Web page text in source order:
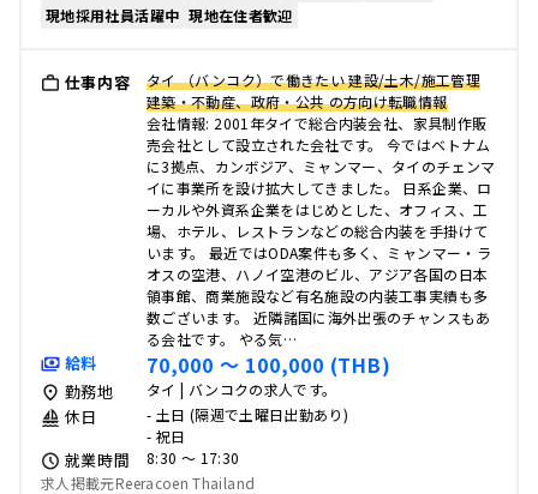
現地採用社員活躍中 現地在住者歓迎
仕事内容
タイ （バンコク）で働きたい 建設/土木/施工管理
建築・不動産、政府・公共 の方向け転職情報
会社情報: 2001年タイで総合内装会社、家具制作販
売会社として設立された会社です。 今ではベトナム
に3拠点、カンボジア、ミャンマー、タイのチェンマ
イに事業所を設け拡大してきました。 日系企業、ロ
ーカルや外資系企業をはじめとした、オフィス、工
場、ホテル、レストランなどの総合内装を手掛けて
います。 最近ではODA案件も多く、ミャンマー・ラ
オスの空港、ハノイ空港のビル、アジア各国の日本
領事館、商業施設など有名施設の内装工事実績も多
数ございます。 近隣諸国に海外出張のチャンスもあ
る会社です。 やる気…
給料 70,000 〜 100,000 (THB)
勤務地 タイ | バンコクの求人です。
休日
- 土日 (隔週で土曜日出勤あり)
- 祝日
就業時間
8:30 〜 17:30
求人掲載元Reeracoen Thailand